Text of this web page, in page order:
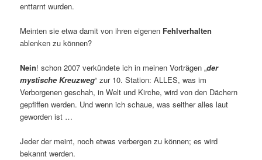
enttarnt wurden.
Meinten sie etwa damit von ihren eigenen Fehlverhalten
ablenken zu können?
Nein! schon 2007 verkündete ich in meinen Vorträgen „der
mystische Kreuzweg“ zur 10. Station: ALLES, was im
Verborgenen geschah, in Welt und Kirche, wird von den Dächern
gepfiffen werden. Und wenn ich schaue, was seither alles laut
geworden ist …
Jeder der meint, noch etwas verbergen zu können; es wird
bekannt werden.